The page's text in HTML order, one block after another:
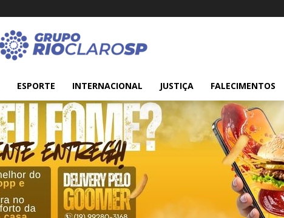
ESPORTE INTERNACIONAL JUSTIÇA FALECIMENTOS